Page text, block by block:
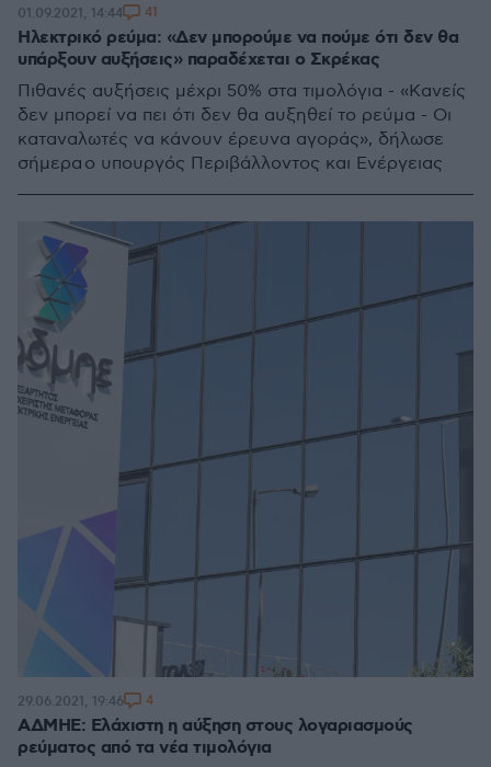
Ηλεκτρικό ρεύμα: «Δεν μπορούμε να πούμε ότι δεν θα
υπάρξουν αυξήσεις» παραδέχεται ο Σκρέκας
Πιθανές αυξήσεις μέχρι 50% στα τιμολόγια - «Κανείς
δεν μπορεί να πει ότι δεν θα αυξηθεί το ρεύμα - Οι
καταναλωτές να κάνουν έρευνα αγοράς», δήλωσε
σήμερα ο υπουργός Περιβάλλοντος και Ενέργειας
01.09.2021, 14:44 41
ΑΔΜΗΕ: Ελάχιστη η αύξηση στους λογαριασμούς
ρεύματος από τα νέα τιμολόγια
29.06.2021, 19:46 4